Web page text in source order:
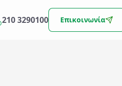
210 3290100 Επικοινωνία